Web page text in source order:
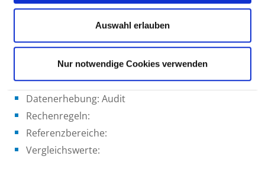
Auswahl erlauben
Nur notwendige Cookies verwenden
Bezeichnung Qualitaetsindikator: Telemedizinische
Ergebnis: bestanden
Messzeitraum: Erstzertifizierung 2020; 3-jährig
Zuvor Regionale Stroke Unit
Datenerhebung: Audit
Rechenregeln:
Referenzbereiche:
Vergleichswerte: